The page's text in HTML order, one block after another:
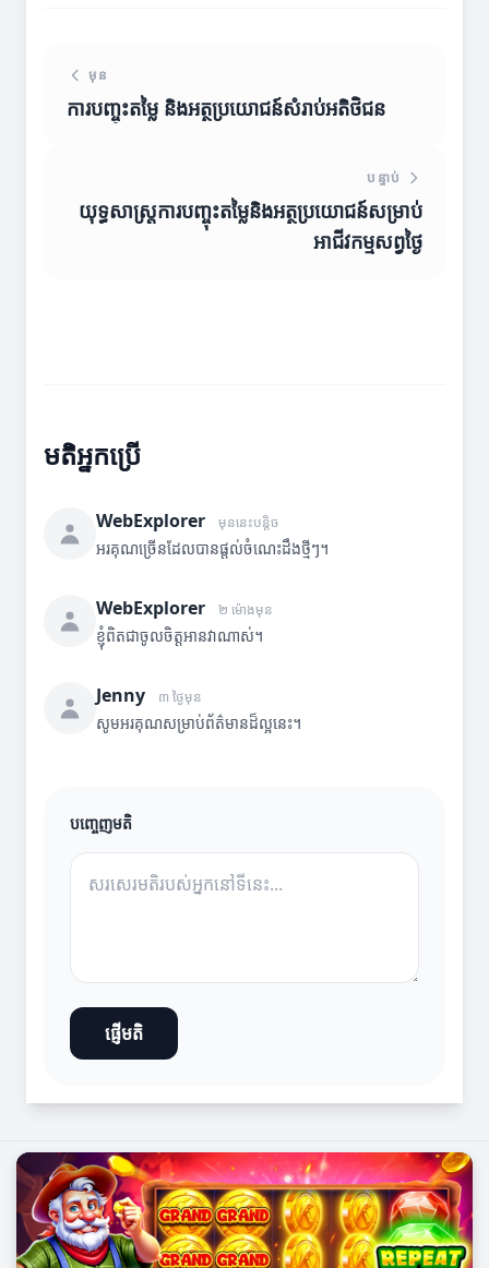
មុន
ការបញ្ចុះតម្លៃ និងអត្ថប្រយោជន៍សំរាប់អតិថិជន
បន្ទាប់
យុទ្ធសាស្ត្រការបញ្ចុះតម្លៃនិងអត្ថប្រយោជន៍សម្រាប់
អាជីវកម្មសព្វថ្ងៃ
មតិអ្នកប្រើ
WebExplorer មុននេះបន្តិច
អរគុណច្រើនដែលបានផ្តល់ចំណេះដឹងថ្មីៗ។
WebExplorer ២ ម៉ោងមុន
ខ្ញុំពិតជាចូលចិត្តអានវាណាស់។
Jenny ៣ ថ្ងៃមុន
សូមអរគុណសម្រាប់ព័ត៌មានដ៏ល្អនេះ។
បញ្ចេញមតិ
ផ្ញើមតិ